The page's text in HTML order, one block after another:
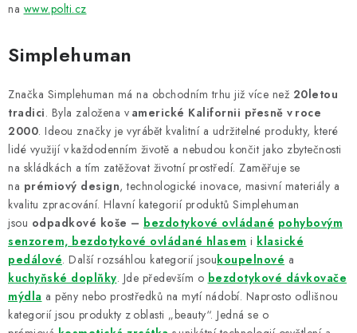
na www.polti.cz
Simplehuman
Značka Simplehuman má na obchodním trhu již více než 20letou
tradici. Byla založena v americké Kalifornii přesně v roce
2000. Ideou značky je vyrábět kvalitní a udržitelné produkty, které
lidé využijí v každodenním životě a nebudou končit jako zbytečnosti
na skládkách a tím zatěžovat životní prostředí. Zaměřuje se
na prémiový design, technologické inovace, masivní materiály a
kvalitu zpracování. Hlavní kategorií produktů Simplehuman
jsou odpadkové koše – bezdotykové ovládané pohybovým
senzorem, bezdotykové ovládané hlasem i klasické
pedálové. Další rozsáhlou kategorií jsoukoupelnové a
kuchyňské doplňky. Jde především o bezdotykové dávkovače
mýdla a pěny nebo prostředků na mytí nádobí. Naprosto odlišnou
kategorií jsou produkty z oblasti „beauty“. Jedná se o